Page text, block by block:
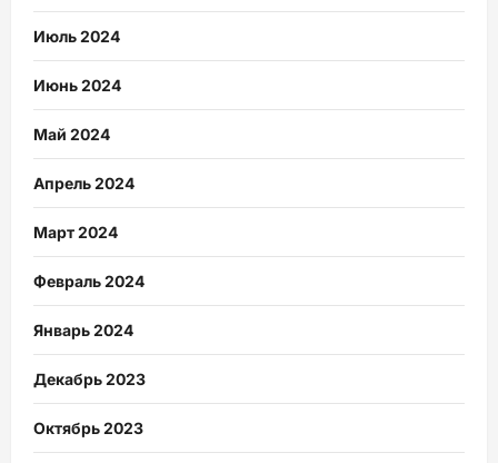
Июль 2024
Июнь 2024
Май 2024
Апрель 2024
Март 2024
Февраль 2024
Январь 2024
Декабрь 2023
Октябрь 2023